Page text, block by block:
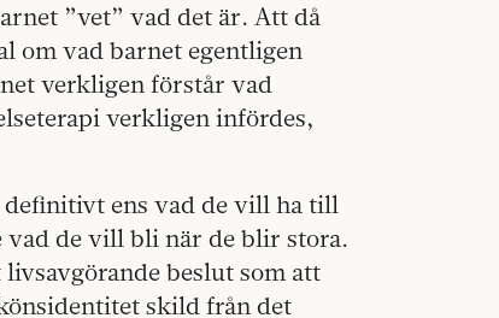
”vet” vad det är. Att då
om vad barnet egentligen
verkligen förstår vad
verkligen infördes,
definitivt ens vad de vill ha till
de vill bli när de blir stora.
beslut som att
skild från det